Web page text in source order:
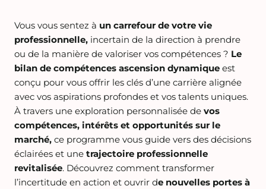
Vous vous sentez à un carrefour de votre vie
professionnelle, incertain de la direction à prendre
ou de la manière de valoriser vos compétences ? Le
bilan de compétences ascension dynamique est
conçu pour vous offrir les clés d’une carrière alignée
avec vos aspirations profondes et vos talents uniques.
À travers une exploration personnalisée de vos
compétences, intérêts et opportunités sur le
marché, ce programme vous guide vers des décisions
éclairées et une trajectoire professionnelle
revitalisée. Découvrez comment transformer
l’incertitude en action et ouvrir de nouvelles portes à